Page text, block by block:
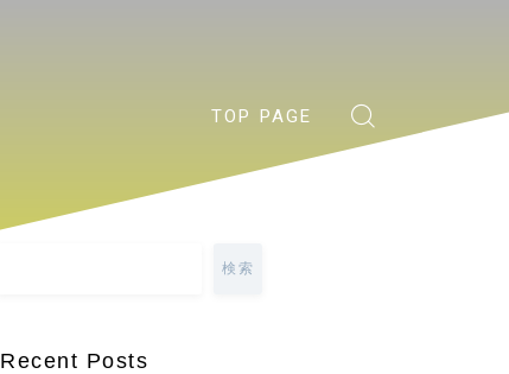
TOP PAGE
検索
Recent Posts